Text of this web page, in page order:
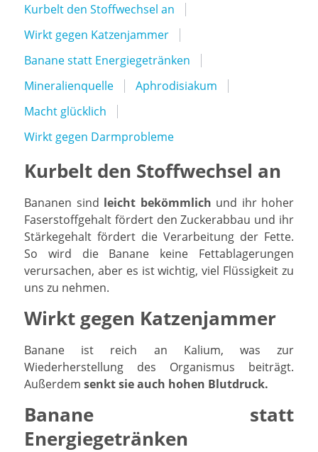
Kurbelt den Stoffwechsel an
Wirkt gegen Katzenjammer
Banane statt Energiegetränken
Mineralienquelle
Aphrodisiakum
Macht glücklich
Wirkt gegen Darmprobleme
Kurbelt den Stoffwechsel an
Bananen sind leicht bekömmlich und ihr hoher
Faserstoffgehalt fördert den Zuckerabbau und ihr
Stärkegehalt fördert die Verarbeitung der Fette.
So wird die Banane keine Fettablagerungen
verursachen, aber es ist wichtig, viel Flüssigkeit zu
uns zu nehmen.
Wirkt gegen Katzenjammer
Banane ist reich an Kalium, was zur
Wiederherstellung des Organismus beiträgt.
Außerdem senkt sie auch hohen Blutdruck.
Banane statt
Energiegetränken